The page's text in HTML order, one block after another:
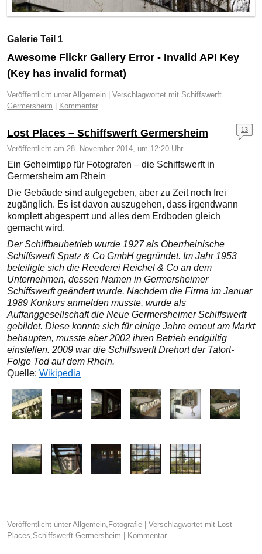
Galerie Teil 1
Awesome Flickr Gallery Error - Invalid API Key
(Key has invalid format)
Veröffentlicht unter Allgemein | Verschlagwortet mit Schiffswerft
Germersheim | Kommentar
Lost Places – Schiffswerft Germersheim
Veröffentlicht am 28. November 2014, um 12:20 Uhr
13
Ein Geheimtipp für Fotografen – die Schiffswerft in
Germersheim am Rhein
Die Gebäude sind aufgegeben, aber zu Zeit noch frei
zugänglich. Es ist davon auszugehen, dass irgendwann
komplett abgesperrt und alles dem Erdboden gleich
gemacht wird.
Der Schiffbaubetrieb wurde 1927 als Oberrheinische
Schiffswerft Spatz & Co GmbH gegründet. Im Jahr 1953
beteiligte sich die Reederei Reichel & Co an dem
Unternehmen, dessen Namen in Germersheimer
Schiffswerft geändert wurde. Nachdem die Firma im Januar
1989 Konkurs anmelden musste, wurde als
Auffanggesellschaft die Neue Germersheimer Schiffswerft
gebildet. Diese konnte sich für einige Jahre erneut am Markt
behaupten, musste aber 2002 ihren Betrieb endgültig
einstellen. 2009 war die Schiffswerft Drehort der Tatort-
Folge Tod auf dem Rhein.
Quelle: Wikipedia
Veröffentlicht unter Allgemein Fotografie Verschlagwortet mit
Lost
Places Schiffswerft Germersheim Kommentar